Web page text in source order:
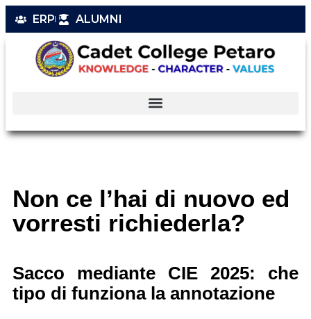
ERP ALUMNI
Non ce l’hai di nuovo ed
vorresti richiederla?
Sacco mediante CIE 2025: che
tipo di funziona la annotazione